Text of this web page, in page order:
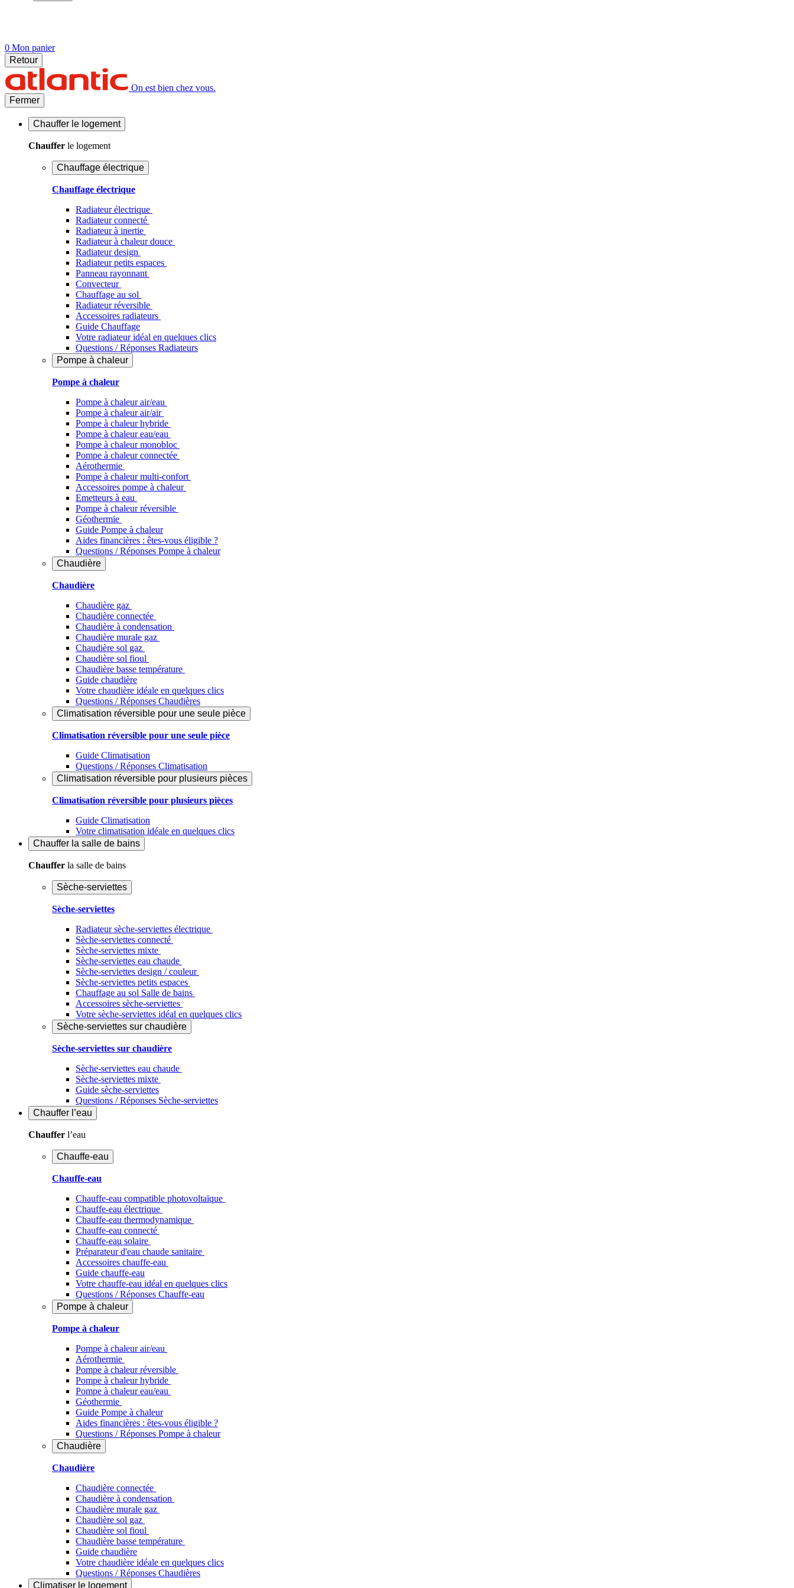
0 Mon panier
Retour
On est bien chez vous.
Fermer
Chauffer le logement
Chauffer le logement
Chauffage électrique
Chauffage électrique
Radiateur électrique
Radiateur connecté
Radiateur à inertie
Radiateur à chaleur douce
Radiateur design
Radiateur petits espaces
Panneau rayonnant
Convecteur
Chauffage au sol
Radiateur réversible
Accessoires radiateurs
Guide Chauffage
Votre radiateur idéal en quelques clics
Questions / Réponses Radiateurs
Pompe à chaleur
Pompe à chaleur
Pompe à chaleur air/eau
Pompe à chaleur air/air
Pompe à chaleur hybride
Pompe à chaleur​ eau/eau
Pompe à chaleur monobloc
Pompe à chaleur connectée
Aérothermie
Pompe à chaleur multi-confort
Accessoires pompe à chaleur
Emetteurs à eau
Pompe à chaleur réversible
Géothermie
Guide Pompe à chaleur
Aides financières : êtes-vous éligible ?
Questions / Réponses Pompe à chaleur
Chaudière
Chaudière
Chaudière gaz
Chaudière connectée
Chaudière à condensation
Chaudière murale gaz
Chaudière sol gaz
Chaudière sol fioul
Chaudière basse température
Guide chaudière
Votre chaudière idéale en quelques clics
Questions / Réponses Chaudières
Climatisation réversible pour une seule pièce
Climatisation réversible pour une seule pièce
Guide Climatisation
Questions / Réponses Climatisation
Climatisation réversible pour plusieurs pièces
Climatisation réversible pour plusieurs pièces
Guide Climatisation
Votre climatisation idéale en quelques clics
Chauffer la salle de bains
Chauffer la salle de bains
Sèche-serviettes
Sèche-serviettes
Radiateur sèche-serviettes électrique
Sèche-serviettes connecté
Sèche-serviettes mixte
Sèche-serviettes eau chaude
Sèche-serviettes design / couleur
Sèche-serviettes petits espaces
Chauffage au sol Salle de bains
Accessoires sèche-serviettes
Votre sèche-serviettes idéal en quelques clics
Sèche-serviettes sur chaudière
Sèche-serviettes sur chaudière
Sèche-serviettes eau chaude
Sèche-serviettes mixte
Guide sèche-serviettes
Questions / Réponses Sèche-serviettes
Chauffer l’eau
Chauffer l’eau
Chauffe-eau
Chauffe-eau
Chauffe-eau compatible photovoltaïque
Chauffe-eau électrique
Chauffe-eau thermodynamique
Chauffe-eau connecté
Chauffe-eau solaire
Préparateur d'eau chaude sanitaire
Accessoires chauffe-eau
Guide chauffe-eau
Votre chauffe-eau idéal en quelques clics
Questions / Réponses Chauffe-eau
Pompe à chaleur
Pompe à chaleur
Pompe à chaleur air/eau
Aérothermie
Pompe à chaleur réversible
Pompe à chaleur hybride
Pompe à chaleur​ eau/eau
Géothermie
Guide Pompe à chaleur
Aides financières : êtes-vous éligible ?
Questions / Réponses Pompe à chaleur
Chaudière
Chaudière
Chaudière connectée
Chaudière à condensation
Chaudière murale gaz
Chaudière sol gaz
Chaudière sol fioul
Chaudière basse température
Guide chaudière
Votre chaudière idéale en quelques clics
Questions / Réponses Chaudières
Climatiser le logement